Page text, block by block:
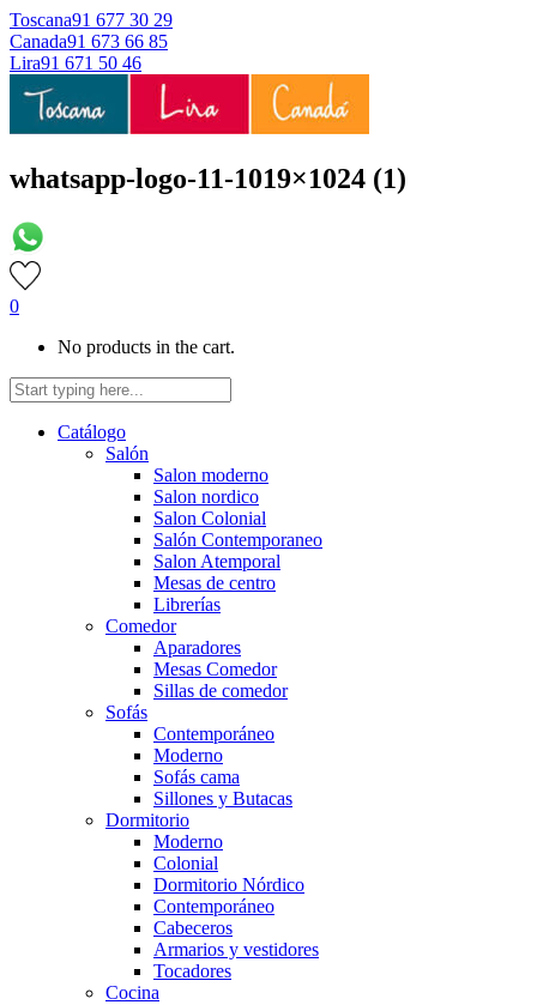
Toscana91 677 30 29
Canada91 673 66 85
Lira91 671 50 46
whatsapp-logo-11-1019×1024 (1)
0
No products in the cart.
Catálogo
Salón
Salon moderno
Salon nordico
Salon Colonial
Salón Contemporaneo
Salon Atemporal
Mesas de centro
Librerías
Comedor
Aparadores
Mesas Comedor
Sillas de comedor
Sofás
Contemporáneo
Moderno
Sofás cama
Sillones y Butacas
Dormitorio
Moderno
Colonial
Dormitorio Nórdico
Contemporáneo
Cabeceros
Armarios y vestidores
Tocadores
Cocina